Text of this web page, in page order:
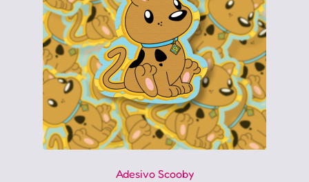
Adesivo Scooby